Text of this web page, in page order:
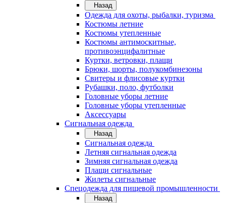
Назад
Одежда для охоты, рыбалки, туризма
Костюмы летние
Костюмы утепленные
Костюмы антимоскитные,
противоэнцифалитные
Куртки, ветровки, плащи
Брюки, шорты, полукомбинезоны
Свитеры и флисовые куртки
Рубашки, поло, футболки
Головные уборы летние
Головные уборы утепленные
Аксессуары
Сигнальная одежда
Назад
Сигнальная одежда
Летняя сигнальная одежда
Зимняя сигнальная одежда
Плащи сигнальные
Жилеты сигнальные
Спецодежда для пищевой промышленности
Назад